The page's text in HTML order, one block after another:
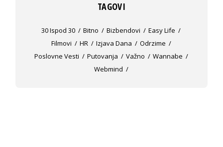
TAGOVI
30 Ispod 30 Bitno Bizbendovi
Easy Life
Filmovi
HR Izjava Dana
Odrzime
Poslovne Vesti
Putovanja Važno
Wannabe
Webmind